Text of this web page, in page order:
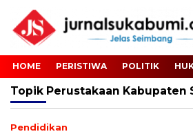
HOME PERISTIWA POLITIK
Topik Perustakaan Kabupaten
Pendidikan